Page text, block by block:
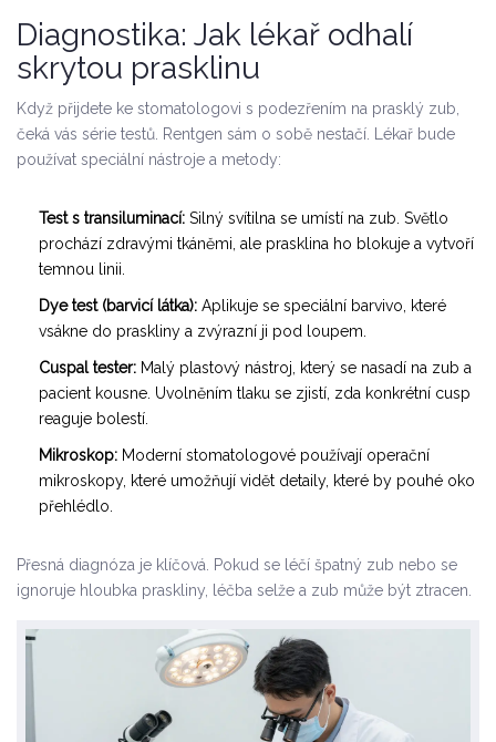
Diagnostika: Jak lékař odhalí
skrytou prasklinu
Když přijdete ke stomatologovi s podezřením na prasklý zub,
čeká vás série testů. Rentgen sám o sobě nestačí. Lékař bude
používat speciální nástroje a metody:
Test s transiluminací: Silný svítilna se umístí na zub. Světlo
prochází zdravými tkáněmi, ale prasklina ho blokuje a vytvoří
temnou linii.
Dye test (barvicí látka): Aplikuje se speciální barvivo, které
vsákne do praskliny a zvýrazní ji pod loupem.
Cuspal tester: Malý plastový nástroj, který se nasadí na zub a
pacient kousne. Uvolněním tlaku se zjistí, zda konkrétní cusp
reaguje bolestí.
Mikroskop: Moderní stomatologové používají operační
mikroskopy, které umožňují vidět detaily, které by pouhé oko
přehlédlo.
Přesná diagnóza je klíčová. Pokud se léčí špatný zub nebo se
ignoruje hloubka praskliny, léčba selže a zub může být ztracen.